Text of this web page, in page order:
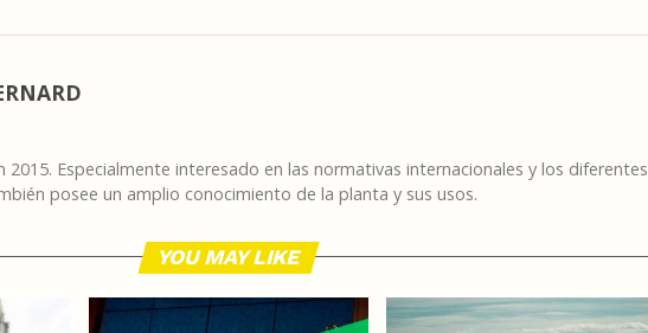
2015. Especialmente interesado en las normativas internacionales y los diferentes
posee un amplio conocimiento de la planta y sus usos.
YOU MAY LIKE